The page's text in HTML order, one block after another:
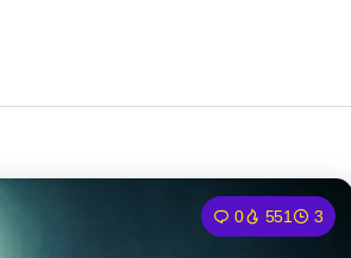
0 551 3